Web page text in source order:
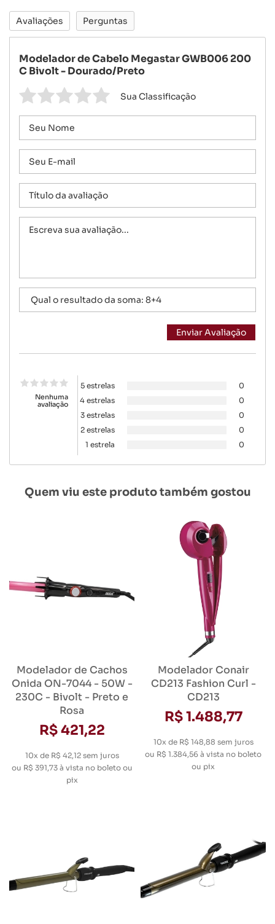
Avaliações Perguntas
Modelador de Cabelo Megastar GWB006 200
C Bivolt - Dourado/Preto
Sua Classificação
Nenhuma
avaliação
5 estrelas
0
4 estrelas
0
3 estrelas
0
2 estrelas
0
1 estrela
0
Quem viu este produto também gostou
Modelador de Cachos
Onida ON-7044 - 50W -
230C - Bivolt - Preto e
Rosa
R$ 421,22
10x de R$ 42,12 sem juros
ou R$ 391,73à vista no boleto ou
pix
Modelador Conair
CD213 Fashion Curl -
CD213
R$ 1.488,77
10x de R$ 148,88 sem juros
ou R$ 1.384,56 à vista no boleto
ou pix